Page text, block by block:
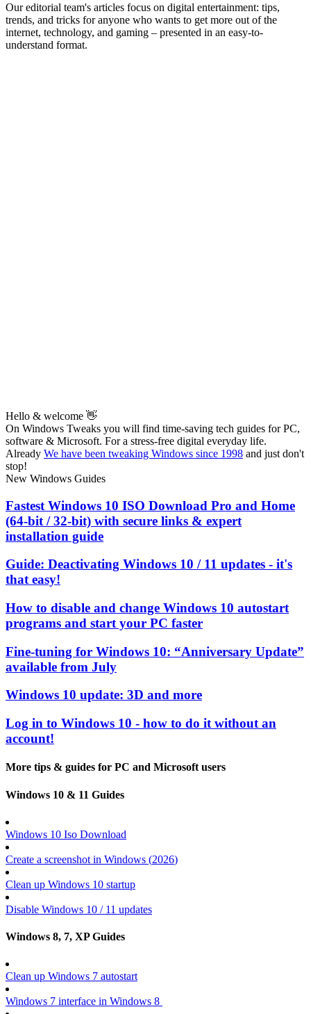
Our editorial team's articles focus on digital entertainment: tips,
trends, and tricks for anyone who wants to get more out of the
internet, technology, and gaming – presented in an easy-to-
understand format.
Hello & welcome 👋
On Windows Tweaks you will find time-saving tech guides for PC,
software & Microsoft. For a stress-free digital everyday life.
Already We have been tweaking Windows since 1998 and just don't
stop!
New Windows Guides
Fastest Windows 10 ISO Download Pro and Home
(64-bit / 32-bit) with secure links & expert
installation guide
Guide: Deactivating Windows 10 / 11 updates - it's
that easy!
How to disable and change Windows 10 autostart
programs and start your PC faster
Fine-tuning for Windows 10: “Anniversary Update”
available from July
Windows 10 update: 3D and more
Log in to Windows 10 - how to do it without an
account!
More tips & guides for PC and Microsoft users
Windows 10 & 11 Guides
Windows 10 Iso Download
Create a screenshot in Windows (2026)
Clean up Windows 10 startup
Disable Windows 10 / 11 updates
Windows 8, 7, XP Guides
Clean up Windows 7 autostart
Windows 7 interface in Windows 8